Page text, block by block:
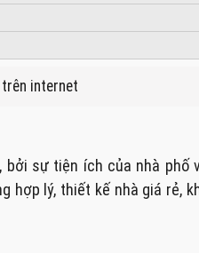
trên internet
sự tiện ích của nhà phố
hợp lý, thiết kế nhà giá rẻ,